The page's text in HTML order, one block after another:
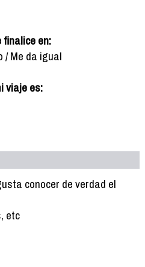
finalice en:
/ Me da igual
viaje es:
conocer de verdad el
etc